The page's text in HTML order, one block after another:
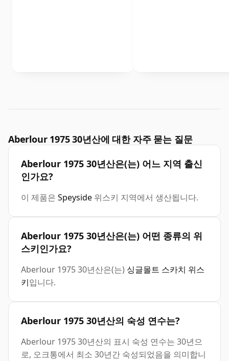
Aberlour 1975 30년산에 대한 자주 묻는 질문
Aberlour 1975 30년산은(는) 어느 지역 출신
인가요?
이 제품은 Speyside 위스키 지역에서 생산됩니다.
Aberlour 1975 30년산은(는) 어떤 종류의 위
스키인가요?
Aberlour 1975 30년산은(는) 싱글몰트 스카치 위스
키입니다.
Aberlour 1975 30년산의 숙성 연수는?
Aberlour 1975 30년산의 표시 숙성 연수는 30년으
로, 오크통에서 최소 30년간 숙성되었음을 의미합니